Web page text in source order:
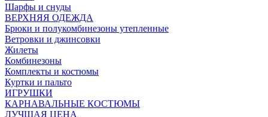
Шарфы и снуды
ВЕРХНЯЯ ОДЕЖДА
Брюки и полукомбинезоны утепленные
Ветровки и джинсовки
Жилеты
Комбинезоны
Комплекты и костюмы
Куртки и пальто
ИГРУШКИ
КАРНАВАЛЬНЫЕ КОСТЮМЫ
ЛУЧШАЯ ЦЕНА